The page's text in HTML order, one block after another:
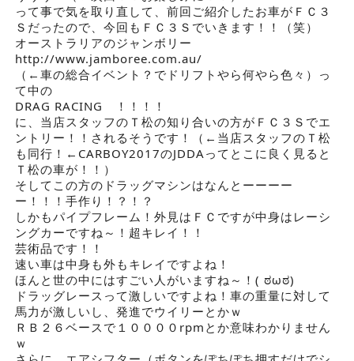
って事で気を取り直して、前回ご紹介したお車がＦＣ３
Ｓだったので、今回もＦＣ３Ｓでいきます！！（笑）
オーストラリアのジャンボリー
http://www.jamboree.com.au/
（←車の総合イベント？でドリフトやら何やら色々）っ
て中の
DRAG RACING ！！！！
に、当店スタッフのＴ松の知り合いの方がＦＣ３Ｓでエ
ントリー！！されるそうです！（←当店スタッフのＴ松
も同行！←CARBOY2017のJDDAってとこに良く見ると
Ｔ松の車が！！）
そしてこの方のドラッグマシンはなんとーーーー
ー！！！手作り！？！？
しかもパイプフレーム！外見はＦＣですが中身はレーシ
ングカーですね～！超キレイ！！
芸術品です！！
速い車は中身も外もキレイですよね！
ほんと世の中にはすごい人がいますね～！( ಠωಠ)
ドラッグレースって激しいですよね！車の重量に対して
馬力が激しいし、発進でウイリーとかｗ
ＲＢ２６ベースで１００００rpmとか意味わかりません
ｗ